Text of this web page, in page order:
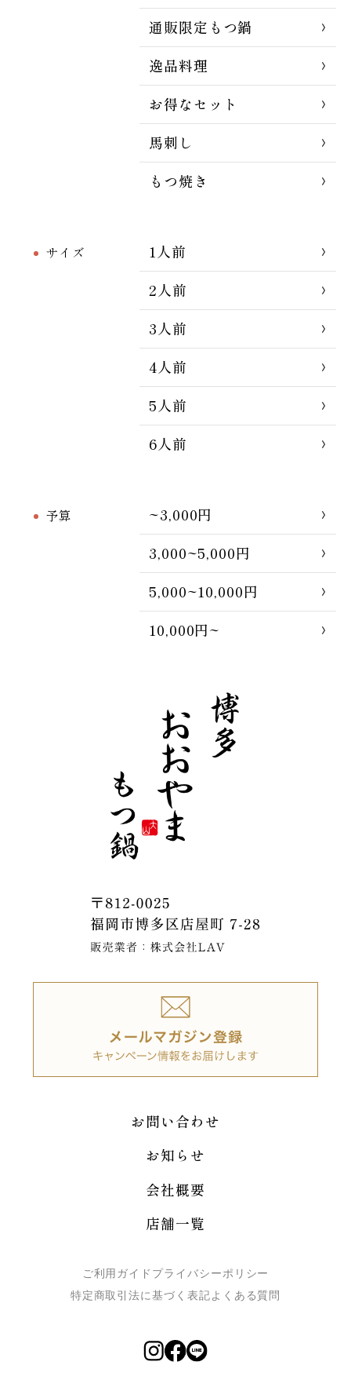
通販限定もつ鍋
逸品料理
お得なセット
馬刺し
もつ焼き
サイズ
1人前
2人前
3人前
4人前
5人前
6人前
予算
~3,000円
3,000~5,000円
5,000~10,000円
10,000円~
お問い合わせ
お知らせ
会社概要
店舗一覧
ご利用ガイド プライバシーポリシー
特定商取引法に基づく表記よくある質問